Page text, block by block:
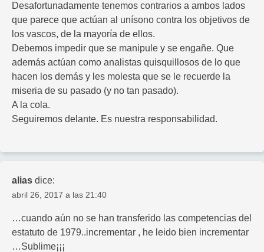
Desafortunadamente tenemos contrarios a ambos lados
que parece que actúan al unísono contra los objetivos de
los vascos, de la mayoría de ellos.
Debemos impedir que se manipule y se engañe. Que
además actúan como analistas quisquillosos de lo que
hacen los demás y les molesta que se le recuerde la
miseria de su pasado (y no tan pasado).
A la cola.
Seguiremos delante. Es nuestra responsabilidad.
alias dice:
abril 26, 2017 a las 21:40
…cuando aún no se han transferido las competencias del
estatuto de 1979..incrementar , he leido bien incrementar
…Sublime¡¡¡